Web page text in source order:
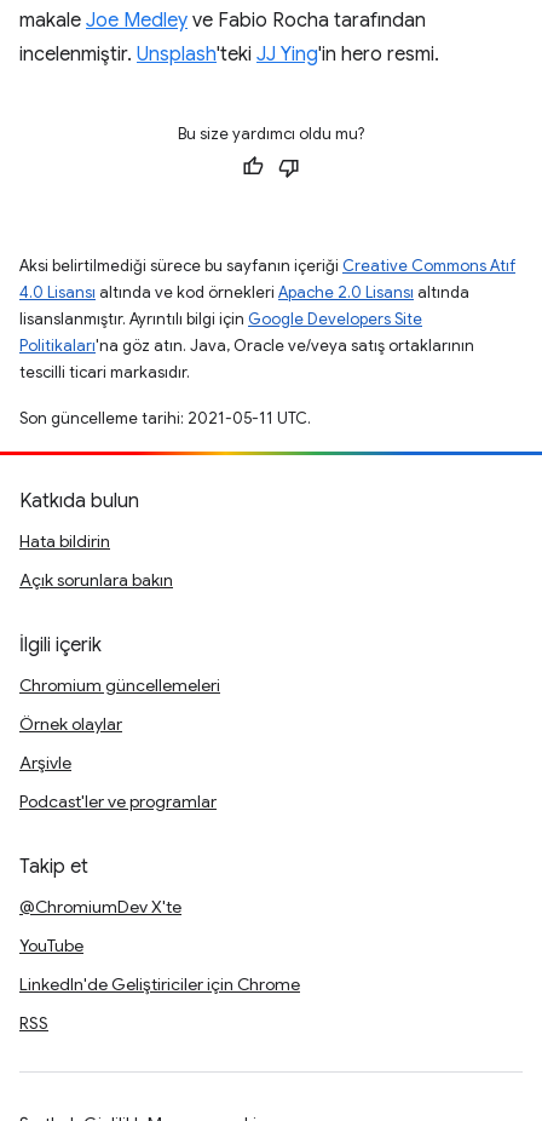
makale Joe Medley ve Fabio Rocha tarafından
incelenmiştir. Unsplash'teki JJ Ying'in hero resmi.
Bu size yardımcı oldu mu?
Aksi belirtilmediği sürece bu sayfanın içeriği Creative Commons Atıf
4.0 Lisansı altında ve kod örnekleri Apache 2.0 Lisansı altında
lisanslanmıştır. Ayrıntılı bilgi için Google Developers Site
Politikaları'na göz atın. Java, Oracle ve/veya satış ortaklarının
tescilli ticari markasıdır.
Son güncelleme tarihi: 2021-05-11 UTC.
Katkıda bulun
Hata bildirin
Açık sorunlara bakın
İlgili içerik
Chromium güncellemeleri
Örnek olaylar
Arşivle
Podcast'ler ve programlar
Takip et
@ChromiumDev X'te
YouTube
LinkedIn'de Geliştiriciler için Chrome
RSS